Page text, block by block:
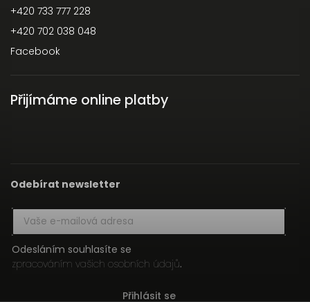
+420 733 777 228
+420 702 038 048
Facebook
Přijímáme online platby
Odebírat newsletter
Odesláním souhlasíte se
zpracováním vašich osobních údajů.
Přihlásit se